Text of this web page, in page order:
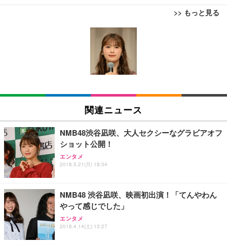
>> もっと見る
[EdoErgo] オフィスチェア 椅子 テレワーク 疲れな
い 跳ね上げ式アームレスト コンパクト 約105度ロッ
キング pc 事務椅子 360度回転 座面昇降 強化ナイロ
ン樹脂ベース 通気性メッシュ 在宅ワーク H-WY01
(黒網+黒枠+黒足)
SIHOO B100 オフィスチェア／デスクチェア メッシ
ュチェア 人間工学 疲れない ブラック
￥27,999
Sezlife オフィスチェア デスクチェア 疲れない テレ
ワーク チェア 強化バックレスト 30度ロッキング機
能 人間工学 椅子 腰サポート 90度跳ね上げ式アーム
ョン PCチェア 通気性メッシュ ゲーミング/勉強/事
務用 おしゃれ パソコンチェア (ブラック)
Sezlife オフィスチェア デスクチェア 疲れない テレ
ワーク チェア 強化バックレスト 30度ロッキング機
能 人間工学 椅子 腰サポート 90度跳ね上げ式アーム
EIZO ビジネス向けプレミアムモニター | FlexScan
EV3240X-WT | 31.5型4K UHD・USB Type-C・ホワ
EIZO ビジネス向けプレミアムモニター | FlexScan
￥109,572
【純正品】27"ゲーミングモニター DualSense 充電
フック付き（CFI-ZDM1J）
【整備済み品】Dell E2724HS 27インチ 液晶モニタ
ー フルHD（1920×1080）VA 非光沢 HDMI/DisplayP
ort/VGA スピーカー内蔵 高さ調整 スイベル VESA対
Amazonベーシック ペットシーツ 薄型 レギュラー 1
回使い捨て 無香料 ホワイト 300枚
Amazonベーシック ペットシーツ 厚型 ワイド 42枚
x2袋(84枚) ホワイト(吸収面:ライトブルー)
￥3,234
ネオ・ルーライフ ネオ・オムツ L 中型犬用 26枚入
り 単品
Smart Basic(スマートベーシック) 【Amazon.co.jp
限定】 Smart Basic アイリスオーヤマ ペットシーツ
超厚型 お徳用 ワイド 100枚入 (x 1) (ケース販売)
関連ニュース
NMB48渋谷凪咲、大人セクシーなグラビアオフ
ショット公開！
エンタメ
2018.5.21(月) 18:34
NMB48 渋谷凪咲、映画初出演！「てんやわん
やって感じでした」
エンタメ
2018.4.14(土) 13:27